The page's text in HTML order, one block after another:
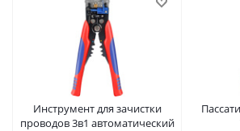
Инструмент для зачистки
проводов 3в1 автоматический